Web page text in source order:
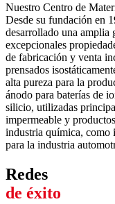
Nuestro Centro de
Desde su fundación en
desarrollado una amplia
excepcionales
de fabricación y venta
prensados
alta pureza para la
ánodo para baterías de
silicio, utilizadas
impermeable y
industria química, como
para la industria
Redes
de éxito